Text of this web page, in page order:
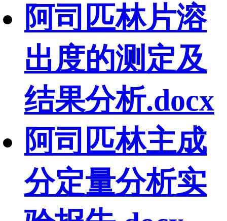
阿司匹林片溶
出度的测定及
结果分析.docx
阿司匹林主成
分定量分析实